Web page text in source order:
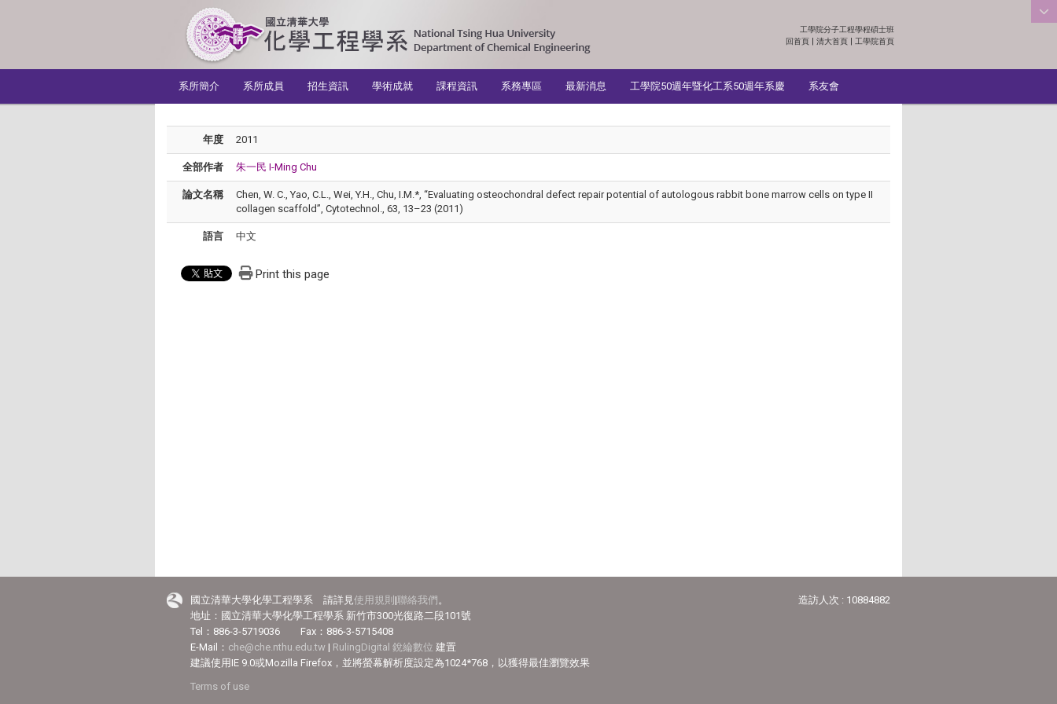
:::
工學院分子工程學程碩士班
回首頁 | 清大首頁 | 工學院首頁
系所簡介
系所成員 招生資訊 學術成就 課程資訊 系務專區 最新消息 工學院50週年暨化工系50週年系慶 系友會
年度 2011
全部作者 朱一民 I-Ming Chu
論文名稱
Chen, W. C., Yao, C.L., Wei, Y.H., Chu, I.M.*, “Evaluating osteochondral defect repair potential of autologous rabbit bone marrow cells on type II
collagen scaffold”, Cytotechnol., 63, 13–23 (2011)
語言 中文
Print this page
國立清華大學化學工程學系 請詳見 使用規則|聯絡我們 。
地址：國立清華大學化學工程學系 新竹市300光復路二段101號
Tel：886-3-5719036 Fax：886-3-5715408
E-Mail： che@che.nthu.edu.tw | RulingDigital 銳綸數位 建置
建議使用IE 9.0或Mozilla Firefox，並將螢幕解析度設定為1024*768，以獲得最佳瀏覽效果
Terms of use
造訪人次 : 10884882